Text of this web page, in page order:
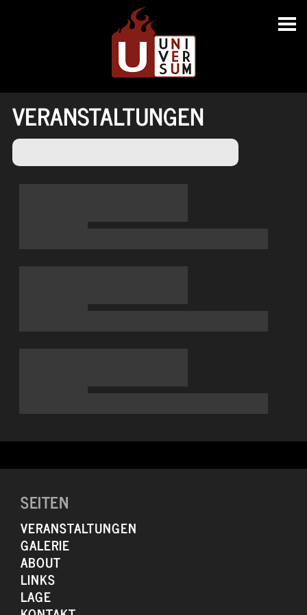
VERANSTALTUNGEN
SEITEN
VERANSTALTUNGEN
GALERIE
ABOUT
LINKS
LAGE